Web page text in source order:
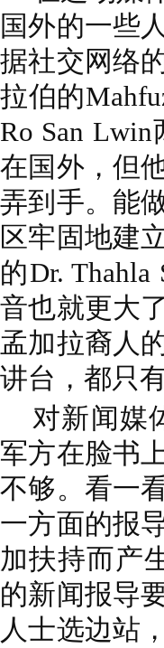
国外的一些
据社交网络
拉伯的
Ro San
在国外，但
弄到手。能
区牢固地建
的Dr.
音也就更大
孟加拉裔人
讲台，都只
对新闻媒
军方在脸书
不够。看一
一方面的报
加扶持而产
的新闻报导
人士选边站